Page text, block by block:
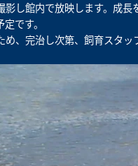
し館内で放映します。成
です。
、完治し次第、飼育スタッ